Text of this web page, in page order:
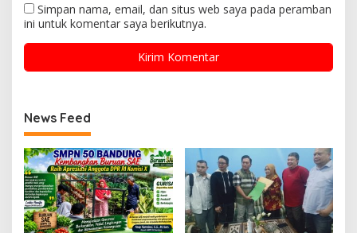
Simpan nama, email, dan situs web saya pada peramban
ini untuk komentar saya berikutnya.
News Feed